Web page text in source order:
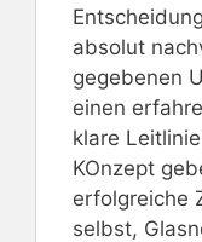
absolut
gegebenen
einen
klare
KOnzept
erfolgreiche
selbst,